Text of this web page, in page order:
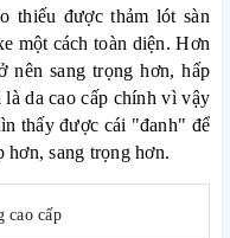
thiếu được thảm lót sàn
một cách toàn diện. Hơn
nên sang trọng hơn, hấp
da cao cấp chính vì vậy
thấy được cái "đanh" để
hơn, sang trọng hơn.
cao cấp